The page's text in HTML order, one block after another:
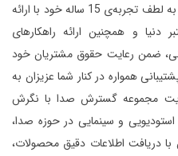
از افراد مجرب و مهندسین متخصص و به لطف تجربه‌ی 15 ساله خود با ارائه
و همچنین ارائه راهکارهای
ضمن رعایت حقوق مشتریان خود
همواره در کنار شما عزیزان به
مجموعه گسترش صدا با نگرش
و سینمایی در حوزه صدا،
با دریافت اطلاعات دقیق محصولات،